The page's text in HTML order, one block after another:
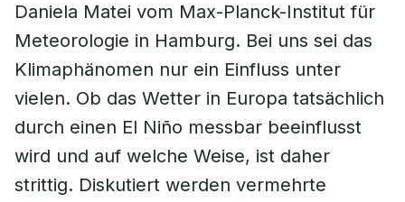
Daniela Matei vom Max-Planck-Institut für
Meteorologie in Hamburg. Bei uns sei das
Klimaphänomen nur ein Einfluss unter
vielen. Ob das Wetter in Europa tatsächlich
durch einen El Niño messbar beeinflusst
wird und auf welche Weise, ist daher
strittig. Diskutiert werden vermehrte